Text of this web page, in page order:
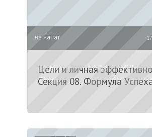
не начат
Цели и личная
Секция 08. Формула